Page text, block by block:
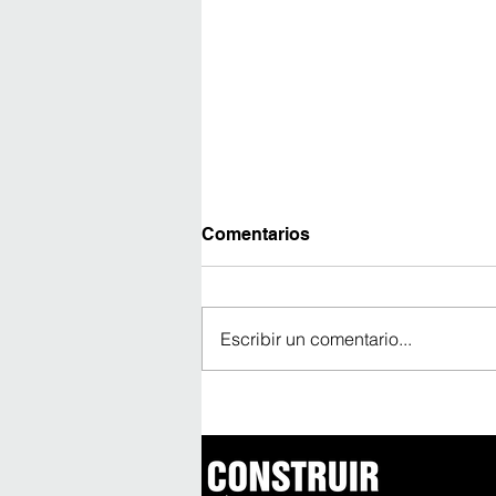
edificio más alto de
Comentarios
Escribir un comentario...